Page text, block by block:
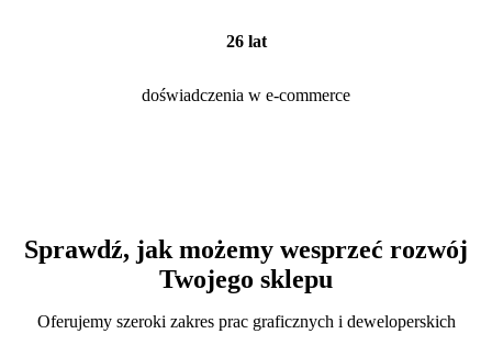
26 lat
doświadczenia w e-commerce
Sprawdź, jak możemy wesprzeć rozwój
Twojego sklepu
Oferujemy szeroki zakres prac graficznych i deweloperskich